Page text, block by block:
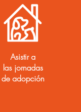
Asistir a
las jornadas
de adopción